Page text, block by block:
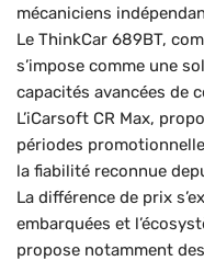
mécaniciens
Le ThinkCar 689BT,
s’impose comme une
capacités avancées de
L’iCarsoft CR Max,
périodes
la fiabilité reconnue
La différence de prix
embarquées et
propose notamment